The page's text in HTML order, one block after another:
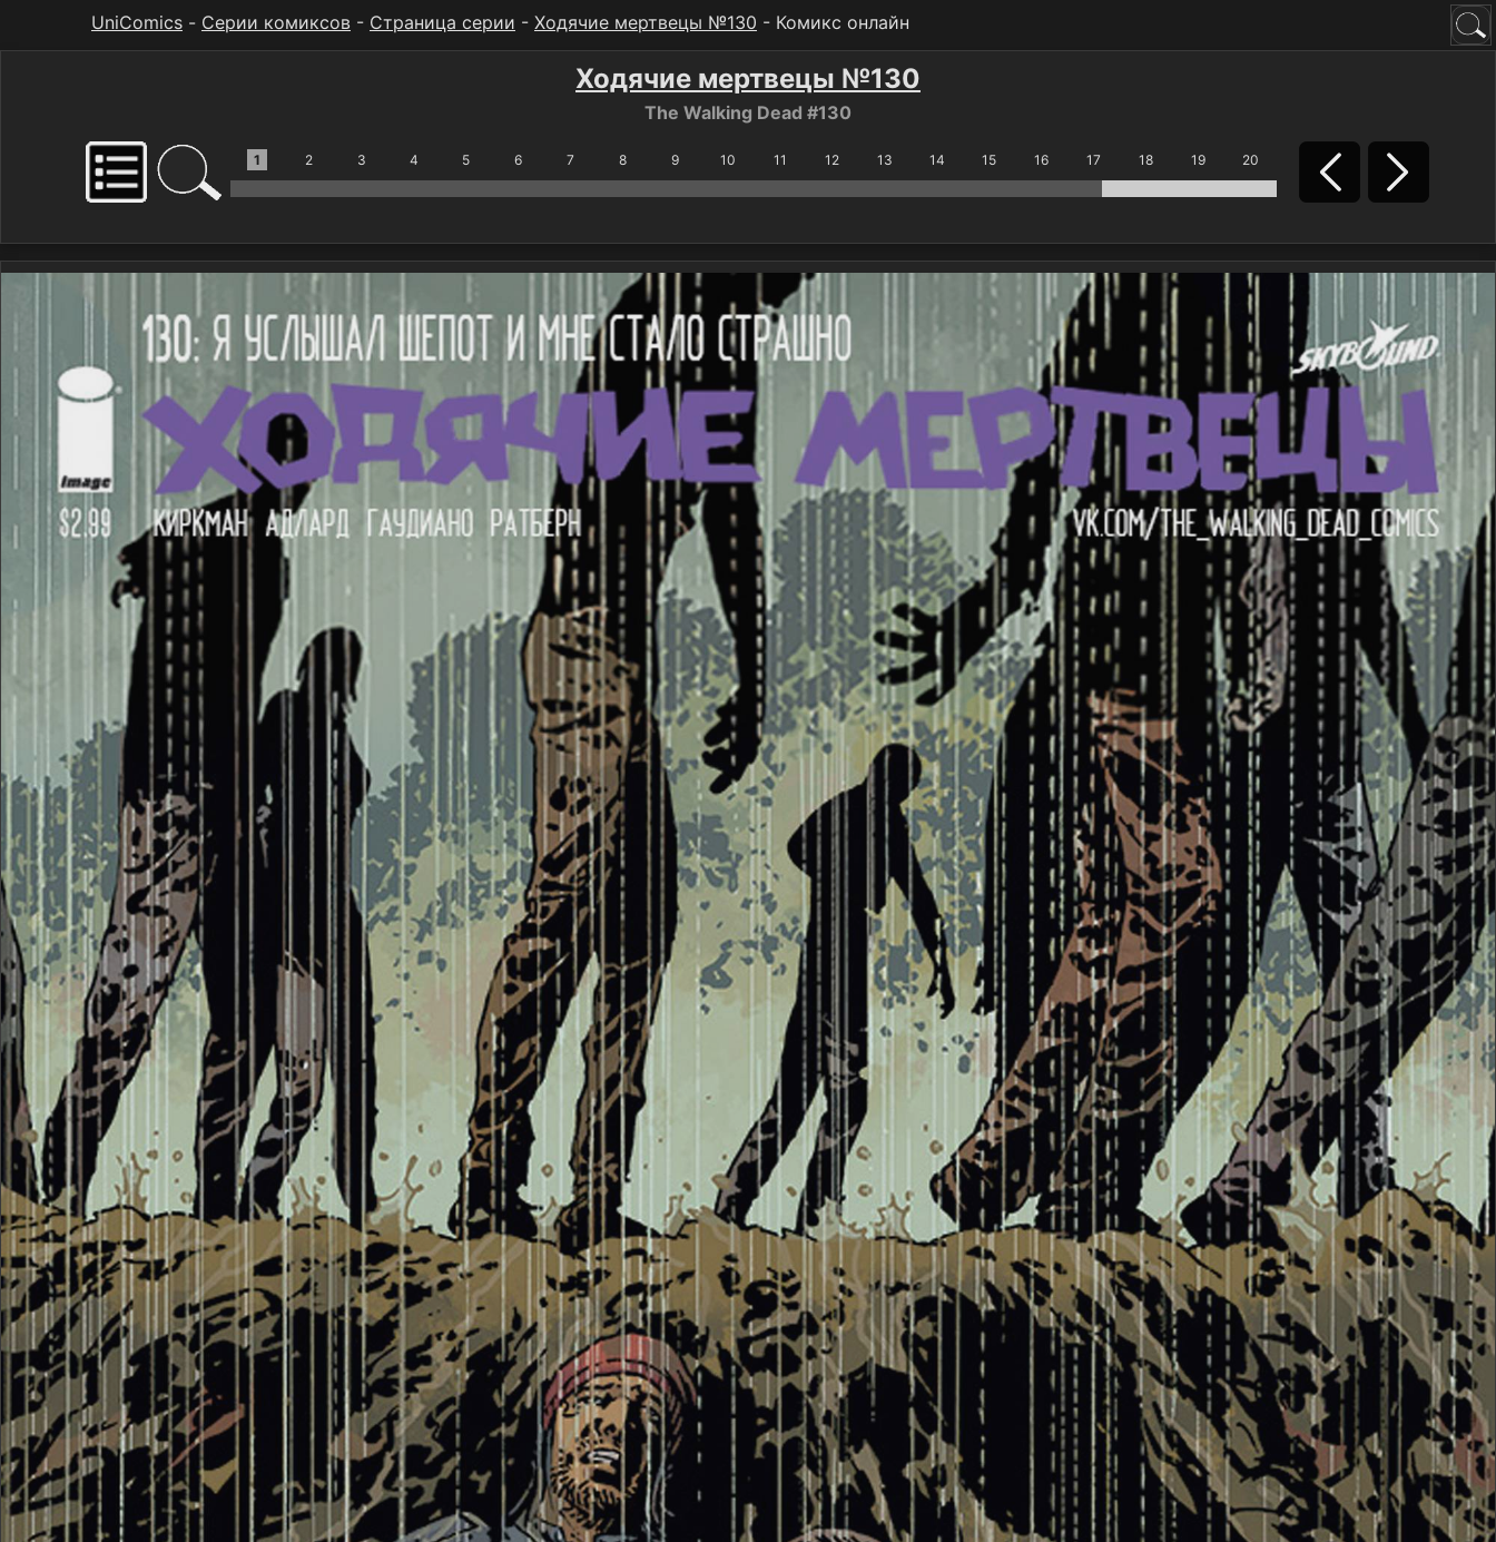
UniComics - Серии комиксов - Страница серии - Ходячие мертвецы №130 - Комикс онлайн
Ходячие мертвецы №130
The Walking Dead #130
1 2 3 4 5 6 7 8 9 10 11 12 13 14 15 16 17 18 19 20